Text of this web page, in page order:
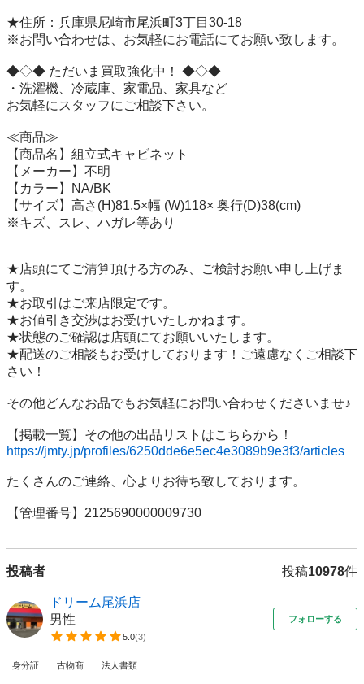
★住所：兵庫県尼崎市尾浜町3丁目30-18
※お問い合わせは、お気軽にお電話にてお願い致します。
◆◇◆ ただいま買取強化中！ ◆◇◆
・洗濯機、冷蔵庫、家電品、家具など
お気軽にスタッフにご相談下さい。
≪商品≫
【商品名】組立式キャビネット
【メーカー】不明
【カラー】NA/BK
【サイズ】高さ(H)81.5×幅 (W)118× 奥行(D)38(cm)
※キズ、スレ、ハガレ等あり
★店頭にてご清算頂ける方のみ、ご検討お願い申し上げま
す。
★お取引はご来店限定です。
★お値引き交渉はお受けいたしかねます。
★状態のご確認は店頭にてお願いいたします。
★配送のご相談もお受けしております！ご遠慮なくご相談下
さい！
その他どんなお品でもお気軽にお問い合わせくださいませ♪
https://jmty.jp/profiles/6250dde6e5ec4e3089b9e3f3/articles
たくさんのご連絡、心よりお待ち致しております。
【管理番号】2125690000009730
投稿者 投稿10978件
ドリーム尾浜店
男性
5.0(3)
フォローする
身分証 古物商 法人書類